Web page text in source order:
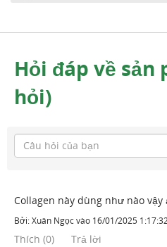
Hỏi đáp về sản
hỏi)
Collagen này dùng như nào vậy
Bởi:Xuân Ngọcvào 16/01/2025
Thích (0) Trả lời